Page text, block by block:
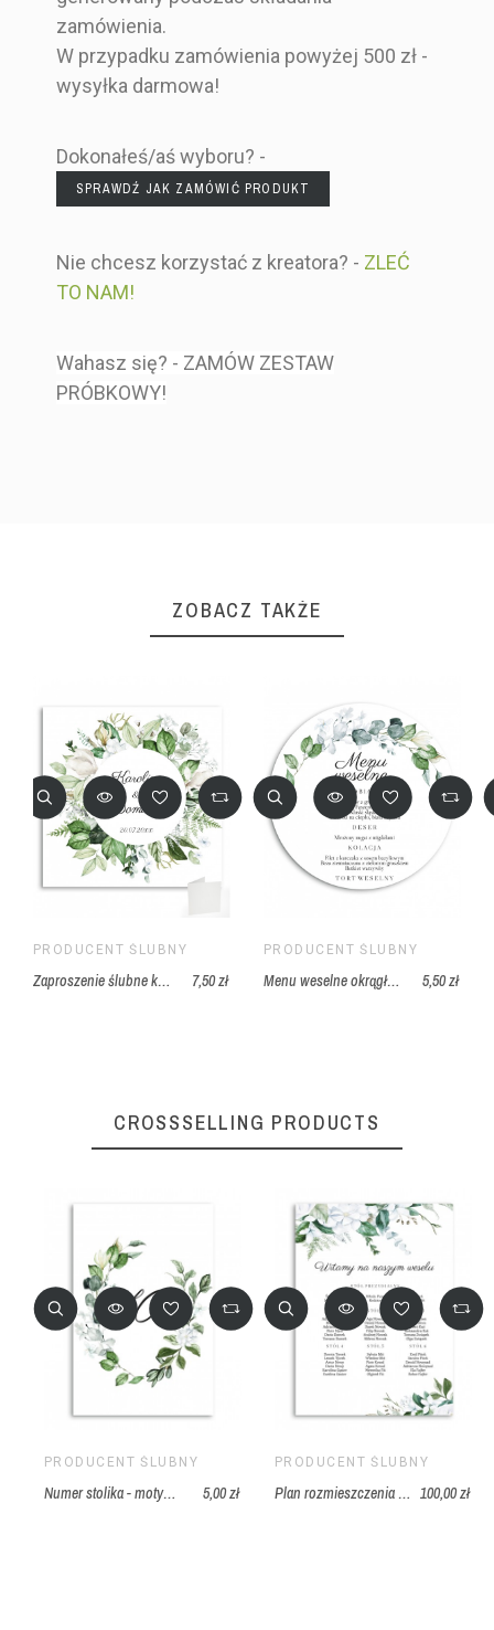
zamówienia.
W przypadku zamówienia powyżej 500 zł -
wysyłka darmowa!
Dokonałeś/aś wyboru? -
SPRAWDŹ JAK ZAMÓWIĆ PRODUKT
Nie chcesz korzystać z kreatora? - ZLEĆ
TO NAM!
Wahasz się? - ZAMÓW ZESTAW
PRÓBKOWY!
ZOBACZ TAKŻE
PRODUCENT ŚLUBNY
Zaproszenie ślubne kwadratowe składane - z motywem zieleni z paprocią 7,50 zł
PRODUCENT ŚLUBNY
Menu weselne okrągłe - biel z paprocią 5,50 zł
CROSSSELLING PRODUCTS
PRODUCENT ŚLUBNY
Numer stolika - motyw białych kwiatów z zielonymi liśćmi 5,00 zł
PRODUCENT ŚLUBNY
Plan rozmieszczenia stołów weselnych - biel z paprocią 100,00 zł